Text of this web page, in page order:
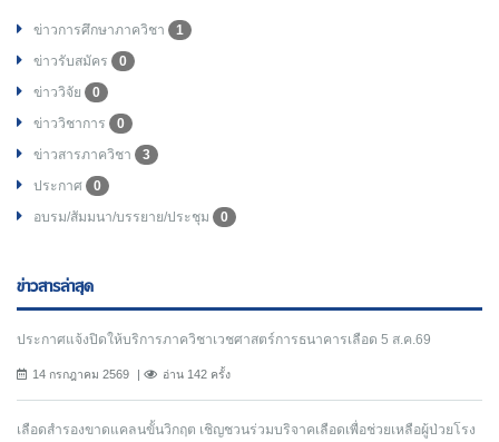
ข่าวการศึกษาภาควิชา
1
ข่าวรับสมัคร
0
ข่าววิจัย
0
ข่าววิชาการ
0
ข่าวสารภาควิชา
3
ประกาศ
0
อบรม/สัมมนา/บรรยาย/ประชุม
0
ข่าวสารล่าสุด
ประกาศแจ้งปิดให้บริการภาควิชาเวชศาสตร์การธนาคารเลือด 5 ส.ค.69
14 กรกฎาคม 2569 อ่าน 142 ครั้ง
เลือดสำรองขาดแคลนขั้นวิกฤต เชิญชวนร่วมบริจาคเลือดเพื่อช่วยเหลือผู้ป่วยโรง